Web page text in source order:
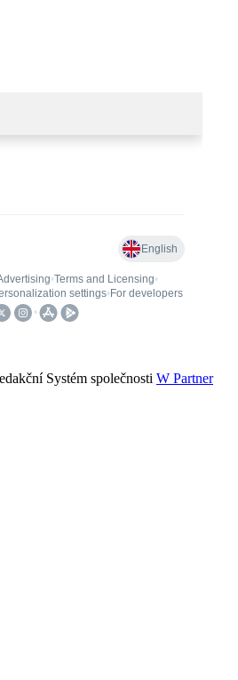
Systém společnosti W Partner